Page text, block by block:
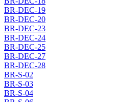
BR-DEC-19
BR-DEC-20
BR-DEC-23
BR-DEC-24
BR-DEC-25
BR-DEC-27
BR-DEC-28
BR-S-02
BR-S-03
BR-S-04